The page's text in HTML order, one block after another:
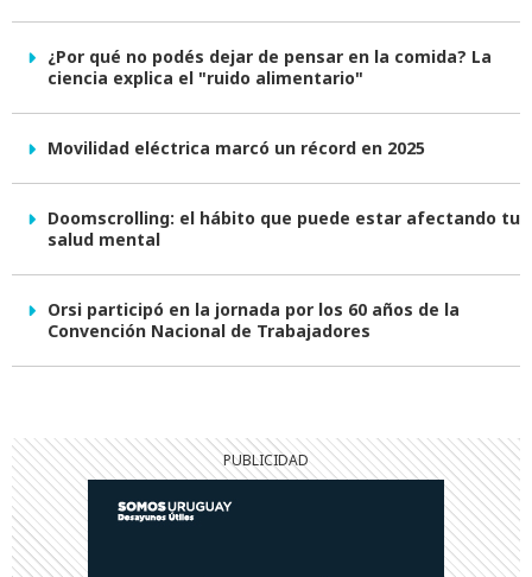
¿Por qué no podés dejar de pensar en la comida? La
ciencia explica el "ruido alimentario"
Movilidad eléctrica marcó un récord en 2025
Doomscrolling: el hábito que puede estar afectando tu
salud mental
Orsi participó en la jornada por los 60 años de la
Convención Nacional de Trabajadores